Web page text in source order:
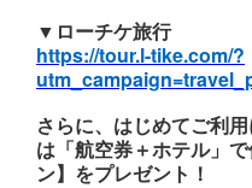
▼ローチケ旅行
https://tour.l-tike.com/?
さらに、はじめてご利
は「航空券＋ホテル」
ン】をプレゼント！